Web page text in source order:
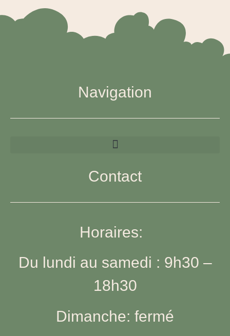
Navigation
Contact
Horaires:
Du lundi au samedi : 9h30 –
18h30
Dimanche: fermé